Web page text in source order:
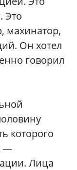
Это
махинатор,
Он хотел
говорил
которого
—
Лица